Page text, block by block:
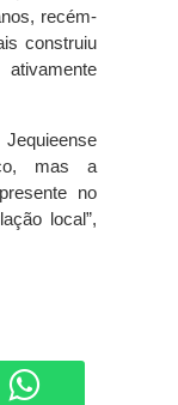
recém-
construiu
mas a
no
local”,